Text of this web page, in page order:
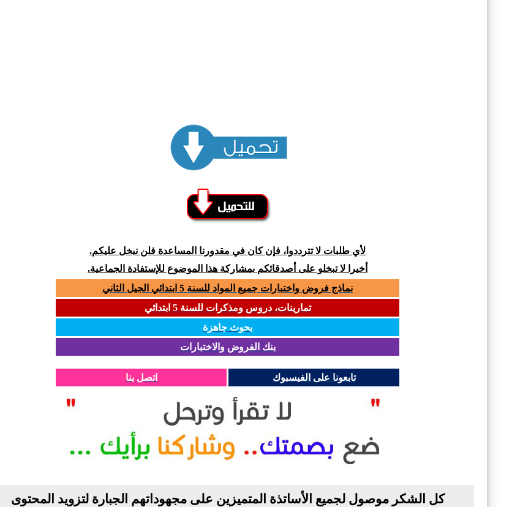
لأي طلبات لا تترددوا، فإن كان في مقدورنا المساعدة فلن نبخل عليكم.
أخيرا لا تبخلو على أصدقائكم بمشاركة هذا الموضوع للإستفادة الجماعية.
نماذج فروض واختبارات جميع المواد للسنة 5 ابتدائي الجيل الثاني
تمارينات، دروس ومذكرات للسنة 5 ابتدائي
بحوث جاهزة
بنك الفروض والاختبارات
تابعونا على الفيسبوك اتصل بنا
كل الشكر موصول لجميع الأساتذة المتميزين على مجهوداتهم الجبارة لتزويد المحتوى